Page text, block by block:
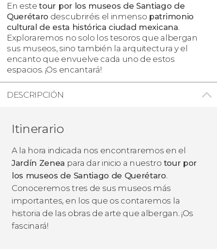
En estetour por los museos de Santiago de
Querétaro descubriréis el inmenso patrimonio
cultural de esta histórica ciudad mexicana.
Exploraremos no solo los tesoros que albergan
sus museos, sino también la arquitectura y el
encanto que envuelve cada uno de estos
espacios. ¡Os encantará!
DESCRIPCIÓN
Itinerario
A la hora indicada nos encontraremos en el
Jardín Zenea para dar inicio a nuestro tour por
los museos de Santiago de Querétaro.
Conoceremos tres de sus museos más
importantes, en los que os contaremos la
historia de las obras de arte que albergan. ¡Os
fascinará!